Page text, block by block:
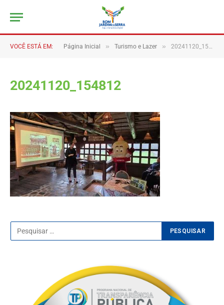
VOCÊ ESTÁ EM: Página Inicial » Turismo e Lazer » 20241120_154812
20241120_154812